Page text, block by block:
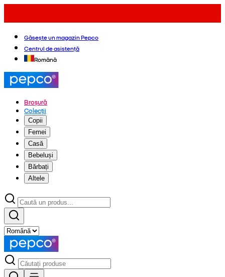
Găsește un magazin Pepco
Centrul de asistență
Română
Broșură
Colecții
Copii
Femei
Casă
Bebeluși
Bărbați
Altele